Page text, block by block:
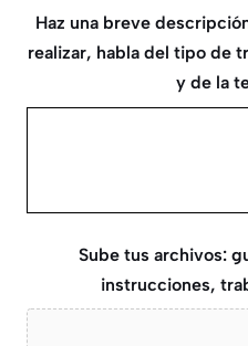
MM
barra
Haz una breve
realizar, habla del tipo de
y de la
Sube tus archivos:
instrucciones,